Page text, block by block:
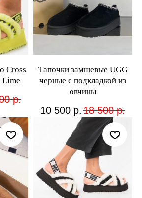
Cross
Lime
р.
Тапочки замшевые UGG
черные с подкладкой из
овчины
10 500 р. 18 500 р.